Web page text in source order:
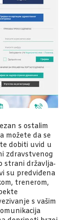
s ostalim
možete da se
dobiti uvid u
zdravstvenog
strani državlja‑
su predviđena
trenerom,
s vašim